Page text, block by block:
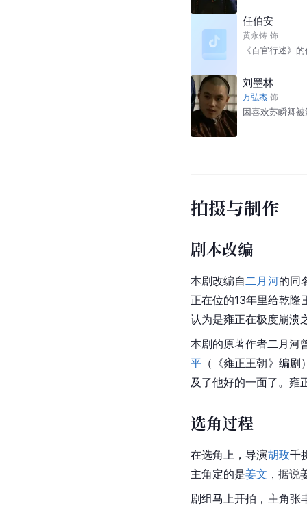
任伯安
黄永铸 饰
《百官行述》
刘墨林
万弘杰 饰
因喜欢苏瞬卿
拍摄与制作
剧本改编
本剧改编自二月河的同
正在位的13年里给乾
认为是雍正在极度崩溃
本剧的原著作者二月河
平 （《雍正王朝》编
及了他好的一面了。雍
选角过程
在选角上，导演胡玫千
主角定的是姜文 ，据
剧组马上开拍，主角张